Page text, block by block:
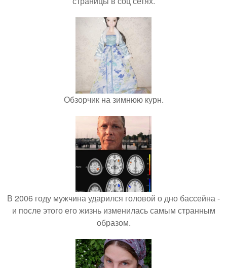
Обзорчик на зимнюю курн.
В 2006 году мужчина ударился головой о дно бассейна -
и после этого его жизнь изменилась самым странным
образом.